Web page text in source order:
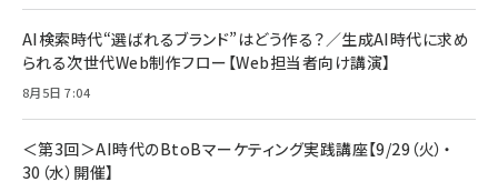
Amazonランキングをもっと見る
ケーブル Anker絡まないケーブル 240W 結束バン
ド付き USB PD対応 シリコン素材採用 iPhone
17 / 16 / 15 / Galaxy iPad Pro MacBook
Pro/Air 各種対応 (1.8m ミッドナイトブラック)
￥1,890
￥4,857
AI検索時代“選ばれるブランド”はどう作る？／生成AI時代に求め
られる次世代Web制作フロー【Web担当者向け講演】
8月5日 7:04
＜第3回＞AI時代のBtoBマーケティング実践講座【9/29（火）・
30（水）開催】